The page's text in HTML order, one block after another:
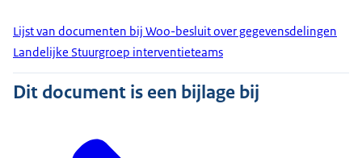
Lijst van documenten bij Woo-besluit over gegevensdelingen
Landelijke Stuurgroep interventieteams
Dit document is een bijlage bij